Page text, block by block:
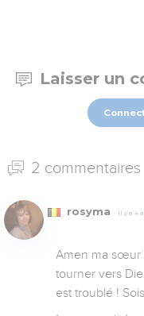
Laisser un
2 commentaires
rosyma Il y a 4
Amen ma sœur
tourner vers
est troublé !